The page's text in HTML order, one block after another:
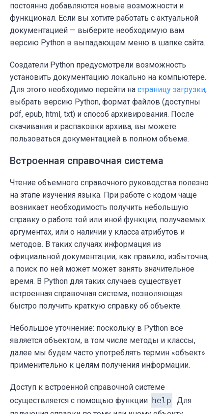
постоянно добавляются новые возможности и
функционал. Если вы хотите работать с актуальной
документацией — выберите необходимую вам
версию Python в выпадающем меню в шапке сайта.
Создатели Python предусмотрели возможность
установить документацию локально на компьютере.
Для этого необходимо перейти на страницу загрузки,
выбрать версию Python, формат файлов (доступны
pdf, epub, html, txt) и способ архивирования. После
скачивания и распаковки архива, вы можете
пользоваться документацией в полном объеме.
Встроенная справочная система
Чтение объемного справочного руководства полезно
на этапе изучения языка. При работе с кодом чаще
возникает необходимость получить небольшую
справку о работе той или иной функции, получаемых
аргументах, или о наличии у класса атрибутов и
методов. В таких случаях информация из
официальной документации, как правило, избыточна,
а поиск по ней может может занять значительное
время. В Python для таких случаев существует
встроенная справочная система, позволяющая
быстро получить краткую справку об объекте.
Небольшое уточнение: поскольку в Python все
является объектом, в том числе методы и классы,
далее мы будем часто употреблять термин «объект»
применительно к целям получения информации.
Доступ к встроенной справочной системе
осуществляется с помощью функции help . Для